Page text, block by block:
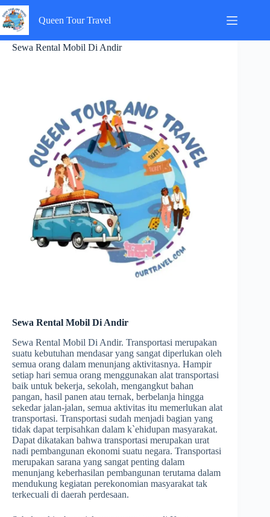
Skip
to
content
Queen Tour Travel
Sewa Rental Mobil Di Andir
Sewa Rental Mobil Di Andir
Sewa Rental Mobil Di Andir. Transportasi merupakan
suatu kebutuhan mendasar yang sangat diperlukan oleh
semua orang dalam menunjang aktivitasnya. Hampir
setiap hari semua orang menggunakan alat transportasi
baik untuk bekerja, sekolah, mengangkut bahan
pangan, hasil panen atau ternak, berbelanja hingga
sekedar jalan-jalan, semua aktivitas itu memerlukan alat
transportasi. Transportasi sudah menjadi bagian yang
tidak dapat terpisahkan dalam k`ehidupan masyarakat.
Dapat dikatakan bahwa transportasi merupakan urat
nadi pembangunan ekonomi suatu negara. Transportasi
merupakan sarana yang sangat penting dalam
menunjang keberhasilan pembangunan terutama dalam
mendukung kegiatan perekonomian masyarakat tak
terkecuali di daerah perdesaan.